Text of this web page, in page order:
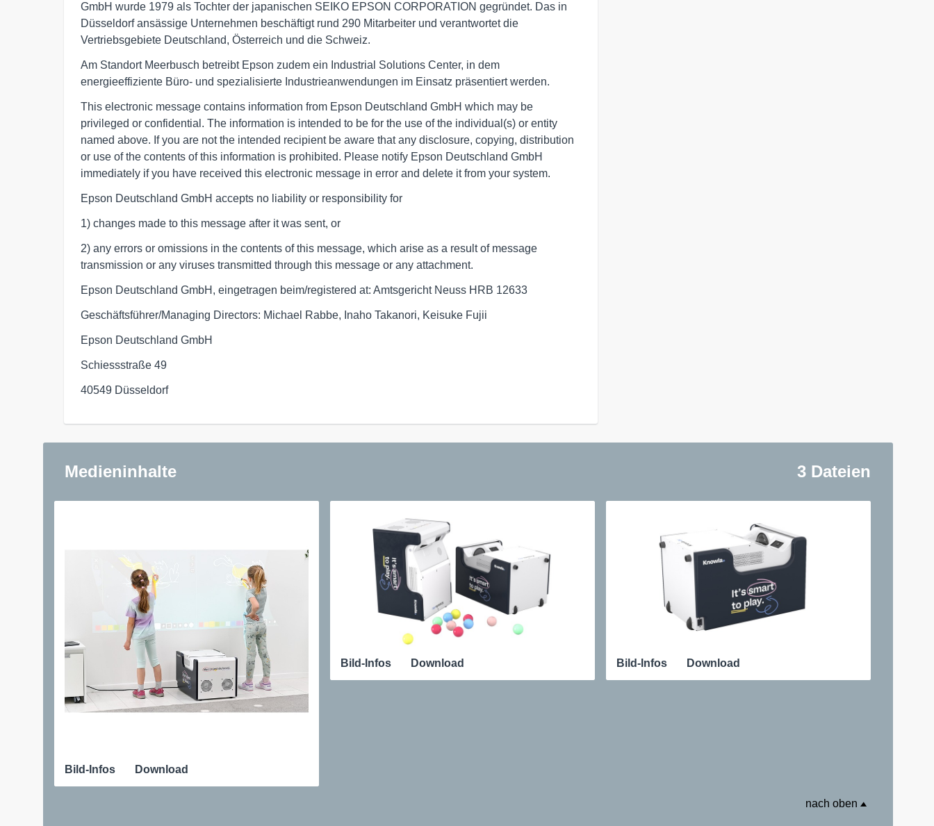
GmbH wurde 1979 als Tochter der japanischen SEIKO EPSON CORPORATION gegründet. Das in
Düsseldorf ansässige Unternehmen beschäftigt rund 290 Mitarbeiter und verantwortet die
Vertriebsgebiete Deutschland, Österreich und die Schweiz.
Am Standort Meerbusch betreibt Epson zudem ein Industrial Solutions Center, in dem
energieeffiziente Büro- und spezialisierte Industrieanwendungen im Einsatz präsentiert werden.
This electronic message contains information from Epson Deutschland GmbH which may be
privileged or confidential. The information is intended to be for the use of the individual(s) or entity
named above. If you are not the intended recipient be aware that any disclosure, copying, distribution
or use of the contents of this information is prohibited. Please notify Epson Deutschland GmbH
immediately if you have received this electronic message in error and delete it from your system.
Epson Deutschland GmbH accepts no liability or responsibility for
1) changes made to this message after it was sent, or
2) any errors or omissions in the contents of this message, which arise as a result of message
transmission or any viruses transmitted through this message or any attachment.
Epson Deutschland GmbH, eingetragen beim/registered at: Amtsgericht Neuss HRB 12633
Geschäftsführer/Managing Directors: Michael Rabbe, Inaho Takanori, Keisuke Fujii
Epson Deutschland GmbH
Schiessstraße 49
40549 Düsseldorf
Medieninhalte 3 Dateien
Bild-Infos Download
Bild-Infos Download Bild-Infos Download
nach oben